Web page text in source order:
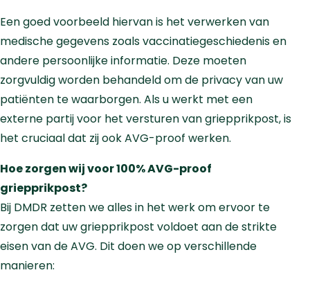
Een goed voorbeeld hiervan is het verwerken van
medische gegevens zoals vaccinatiegeschiedenis en
andere persoonlijke informatie. Deze moeten
zorgvuldig worden behandeld om de privacy van uw
patiënten te waarborgen. Als u werkt met een
externe partij voor het versturen van griepprikpost, is
het cruciaal dat zij ook AVG-proof werken.
Hoe zorgen wij voor 100% AVG-proof
griepprikpost?
Bij DMDR zetten we alles in het werk om ervoor te
zorgen dat uw griepprikpost voldoet aan de strikte
eisen van de AVG. Dit doen we op verschillende
manieren: